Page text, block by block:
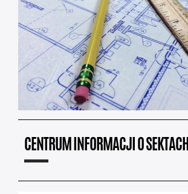
CENTRUM INFORMACJI O SEKTACH